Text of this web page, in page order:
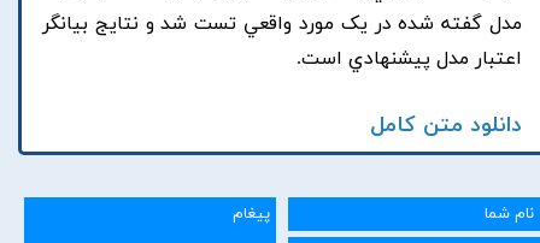
مدل گفته شده در يک مورد واقعي تست شد و نتايج بيانگر
اعتبار مدل پيشنهادي است.
دانلود متن کامل